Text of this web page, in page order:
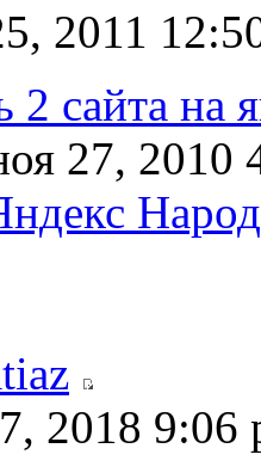
2011
2 сайта на
27, 2010
2018 9:06